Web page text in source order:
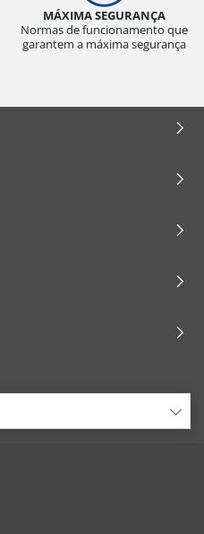
MÁXIMA SEGURANÇA
Normas de funcionamento que
garantem a máxima segurança